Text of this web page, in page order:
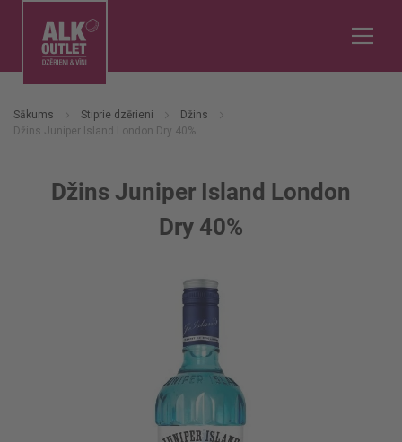
Sākums Stiprie dzērieni
Džins
Džins Juniper Island London Dry 40%
Džins Juniper Island London
Dry 40%